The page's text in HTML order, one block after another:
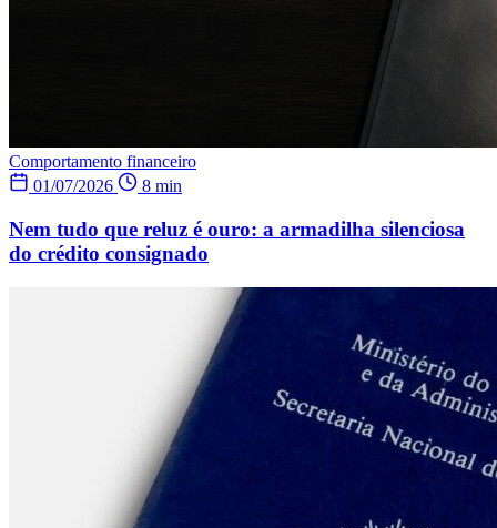
Comportamento financeiro
01/07/2026
8 min
Nem tudo que reluz é ouro: a armadilha silenciosa
do crédito consignado